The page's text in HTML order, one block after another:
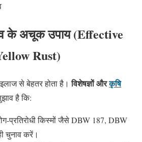
के अचूक उपाय (Effective
Rust)
इलाज से बेहतर होता है।विशेषज्ञों औरकृषि
है कि:
प्रतिरोधी किस्मों जैसे DBW 187, DBW
चुनाव करें।